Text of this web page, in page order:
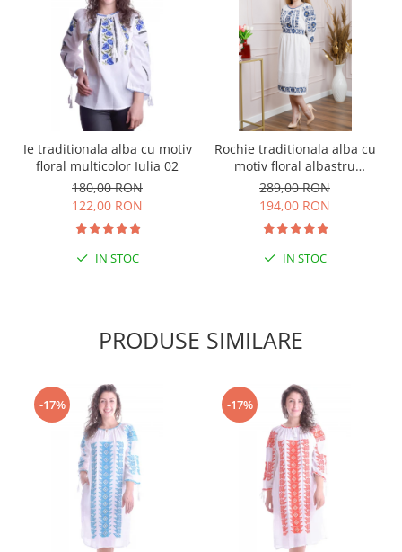
Ie traditionala alba cu motiv
floral multicolor Iulia 02
180,00 RON
122,00 RON
IN STOC
Rochie traditionala alba cu
motiv floral albastru
Lacramioara
289,00 RON
194,00 RON
IN STOC
PRODUSE SIMILARE
-17% -17%